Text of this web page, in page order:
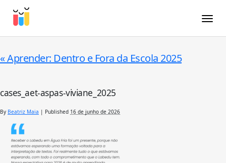
«Aprender: Dentro e Fora da Escola 2025
cases_aet-aspas-viviane_2025
By Beatriz Maia | Published 16 de junho de 2026